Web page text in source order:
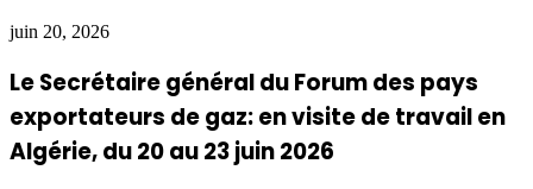
juin 20, 2026
Le Secrétaire général du Forum des pays
exportateurs de gaz: en visite de travail en
Algérie, du 20 au 23 juin 2026